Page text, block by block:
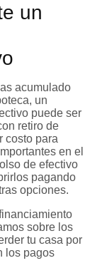
un
acumulado
un
puede ser
retiro de
costo para
en el
de efectivo
pagando
opciones.
sobre los
tu casa por
los pagos